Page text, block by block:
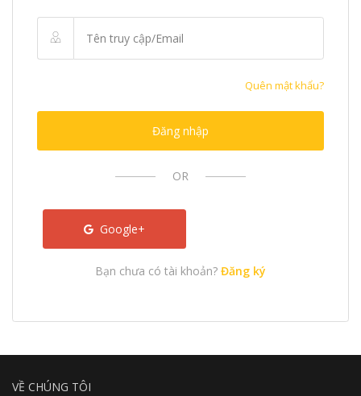
Quên mật khẩu?
Đăng nhập
OR
Google+
Bạn chưa có tài khoản? Đăng ký
VỀ CHÚNG TÔI